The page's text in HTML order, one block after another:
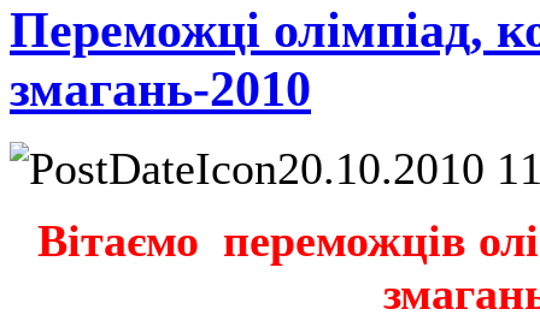
Переможці олімпіад,
змагань-2010
20.10.2010
Вітаємо переможців